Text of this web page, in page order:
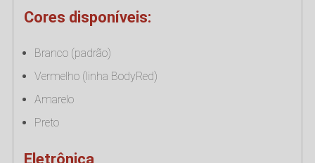
Cores disponíveis:
Branco (padrão)
Vermelho (linha BodyRed)
Amarelo
Preto
Eletrônica